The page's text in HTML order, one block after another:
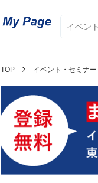
TOP イベント・セミナー